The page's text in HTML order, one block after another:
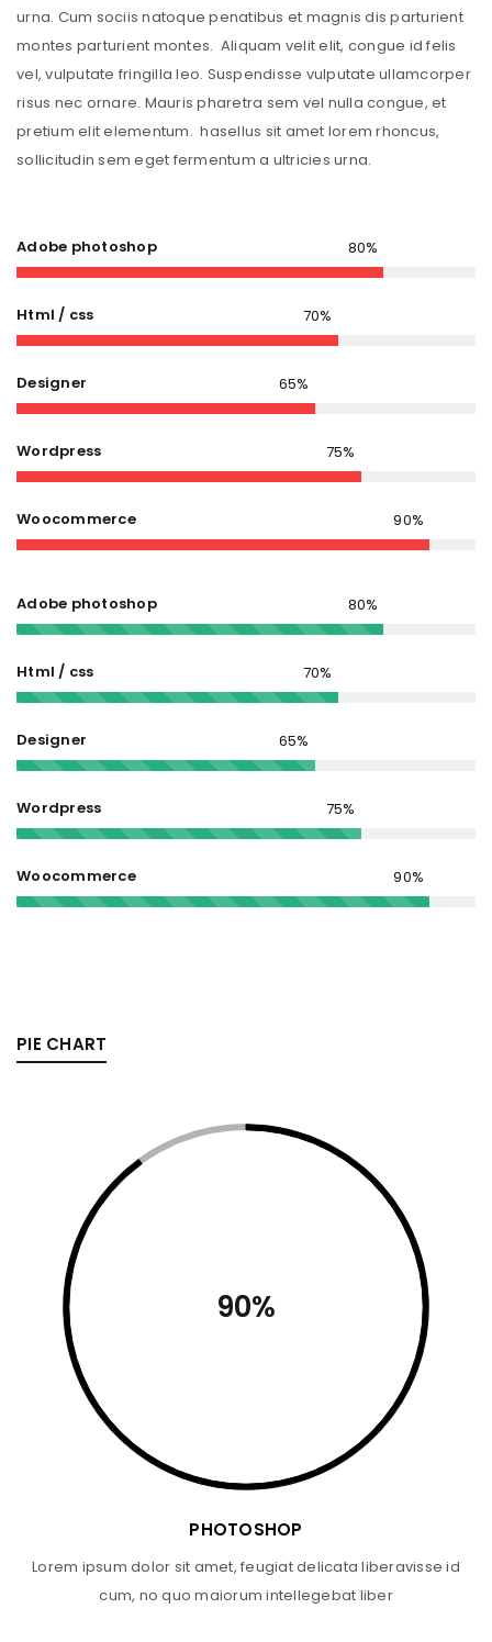
urna. Cum sociis natoque penatibus et magnis dis parturient
montes parturient montes. Aliquam velit elit, congue id felis
vel, vulputate fringilla leo. Suspendisse vulputate ullamcorper
risus nec ornare. Mauris pharetra sem vel nulla congue, et
pretium elit elementum. hasellus sit amet lorem rhoncus,
sollicitudin sem eget fermentum a ultricies urna.
Adobe photoshop
Html / css
Designer
Wordpress
Woocommerce
Adobe photoshop
Html / css
Designer
Wordpress
Woocommerce
PIE CHART
90%
PHOTOSHOP
Lorem ipsum dolor sit amet, feugiat delicata liberavisse id
cum, no quo maiorum intellegebat liber